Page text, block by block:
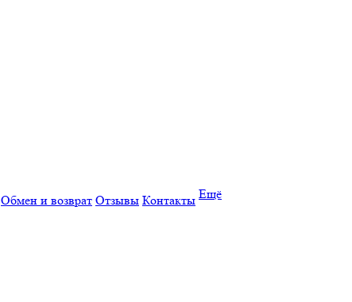
Обмен и возврат Отзывы Контакты Ещё